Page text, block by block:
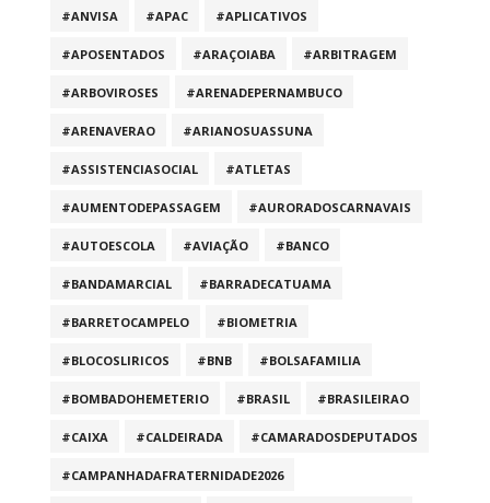
#ANVISA #APAC #APLICATIVOS
#APOSENTADOS #ARAÇOIABA #ARBITRAGEM
#ARBOVIROSES #ARENADEPERNAMBUCO
#ARENAVERAO #ARIANOSUASSUNA
#ASSISTENCIASOCIAL #ATLETAS
#AUMENTODEPASSAGEM #AURORADOSCARNAVAIS
#AUTOESCOLA #AVIAÇÃO #BANCO
#BANDAMARCIAL #BARRADECATUAMA
#BARRETOCAMPELO #BIOMETRIA
#BLOCOSLIRICOS #BNB #BOLSAFAMILIA
#BOMBADOHEMETERIO #BRASIL #BRASILEIRAO
#CAIXA #CALDEIRADA #CAMARADOSDEPUTADOS
#CAMPANHADAFRATERNIDADE2026